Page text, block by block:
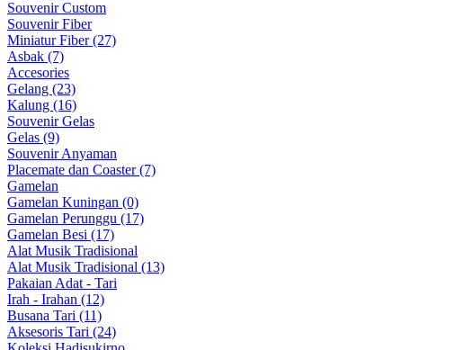
Souvenir Custom
Souvenir Fiber
Miniatur Fiber (27)
Asbak (7)
Accesories
Gelang (23)
Kalung (16)
Souvenir Gelas
Gelas (9)
Souvenir Anyaman
Placemate dan Coaster (7)
Gamelan
Gamelan Kuningan (0)
Gamelan Perunggu (17)
Gamelan Besi (17)
Alat Musik Tradisional
Alat Musik Tradisional (13)
Pakaian Adat - Tari
Irah - Irahan (12)
Busana Tari (11)
Aksesoris Tari (24)